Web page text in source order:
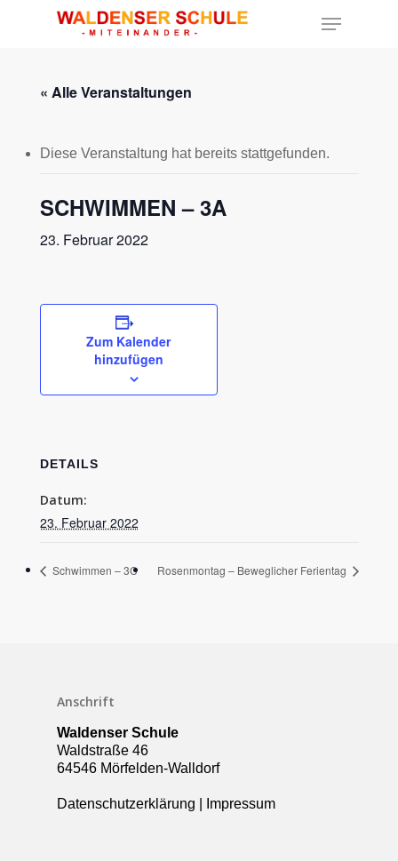
« Alle Veranstaltungen
Diese Veranstaltung hat bereits stattgefunden.
SCHWIMMEN – 3A
23. Februar 2022
Zum Kalender
hinzufügen
DETAILS
Datum:
23. Februar 2022
Schwimmen – 3C Rosenmontag – Beweglicher Ferientag
Anschrift
Waldenser Schule
Waldstraße 46
64546 Mörfelden-Walldorf
Datenschutzerklärung Impressum